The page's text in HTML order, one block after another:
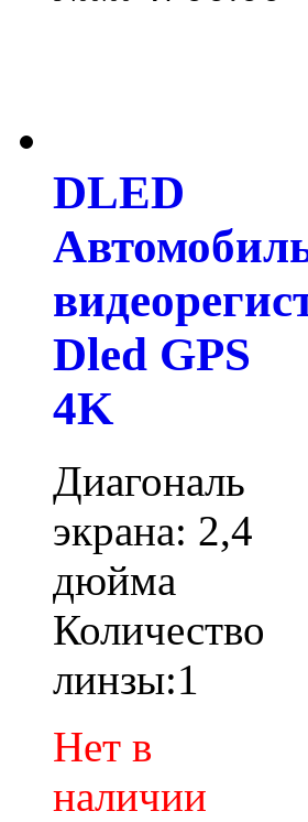
DLED
Dled GPS
4K
Диагональ
экрана: 2,4
дюйма
Количество
линзы:1
Нет в
наличии